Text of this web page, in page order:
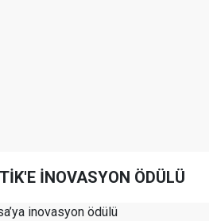
İNOVASYON ÖDÜLÜ